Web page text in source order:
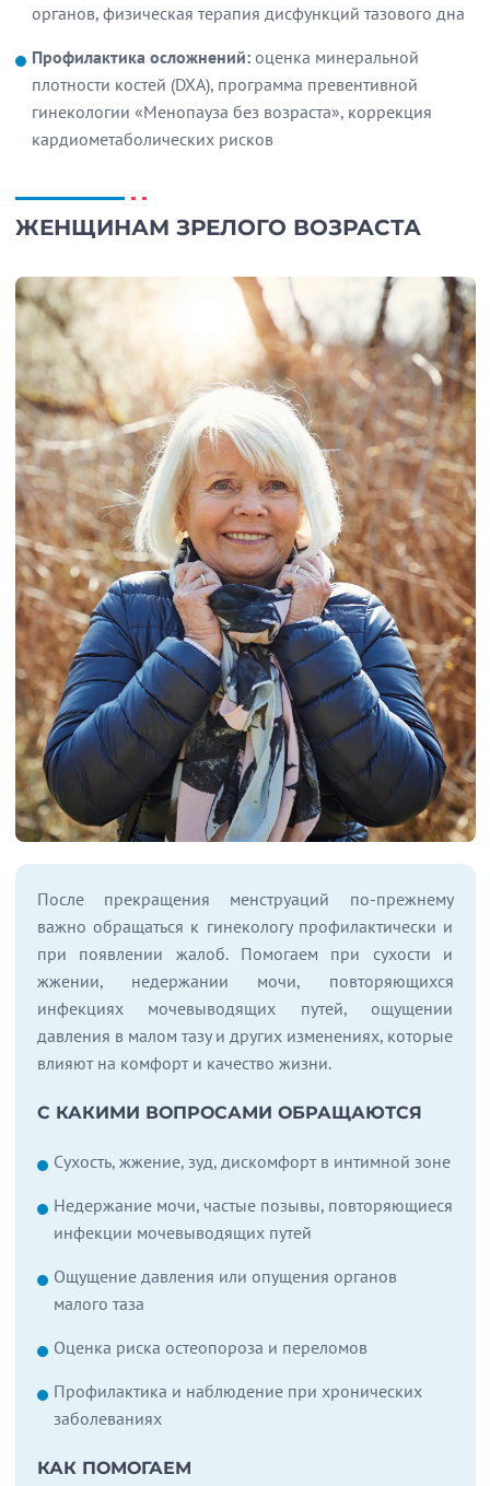
органов, физическая терапия дисфункций тазового дна
Профилактика осложнений:оценка минеральной
плотности костей (DXA), программа превентивной
гинекологии «Менопауза без возраста», коррекция
кардиометаболических рисков
ЖЕНЩИНАМ ЗРЕЛОГО ВОЗРАСТА
После прекращения менструаций по-прежнему
важно обращаться к гинекологу профилактически и
при появлении жалоб. Помогаем при сухости и
жжении, недержании мочи, повторяющихся
инфекциях мочевыводящих путей, ощущении
давления в малом тазу и других изменениях, которые
влияют на комфорт и качество жизни.
С КАКИМИ ВОПРОСАМИ ОБРАЩАЮТСЯ
Сухость, жжение, зуд, дискомфорт в интимной зоне
Недержание мочи, частые позывы, повторяющиеся
инфекции мочевыводящих путей
Ощущение давления или опущения органов
малого таза
Оценка риска остеопороза и переломов
Профилактика и наблюдение при хронических
заболеваниях
КАК ПОМОГАЕМ